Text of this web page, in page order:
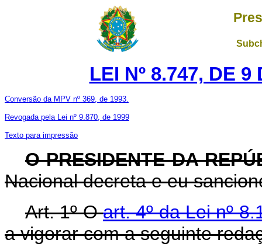
LEI Nº 8.747, DE
Conversão da MPV nº 369, de 1993.
Revogada pela Lei nº 9.870, de 1999
Texto para impressão
O PRESIDENTE DA
Nacional decreta e eu
Art. 1º Oart. 4º da Lei nº
a vigorar com a seguinte